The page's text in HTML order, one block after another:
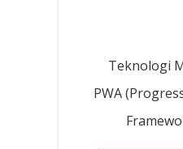
Teknologi
PWA